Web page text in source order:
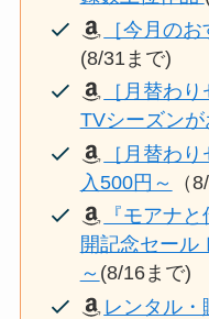
［今月の
(8/31まで)
［月替わ
TVシーズン
［月替わ
入500円～
（
『モアナ
開記念セール
～ (8/16まで)
レンタル・